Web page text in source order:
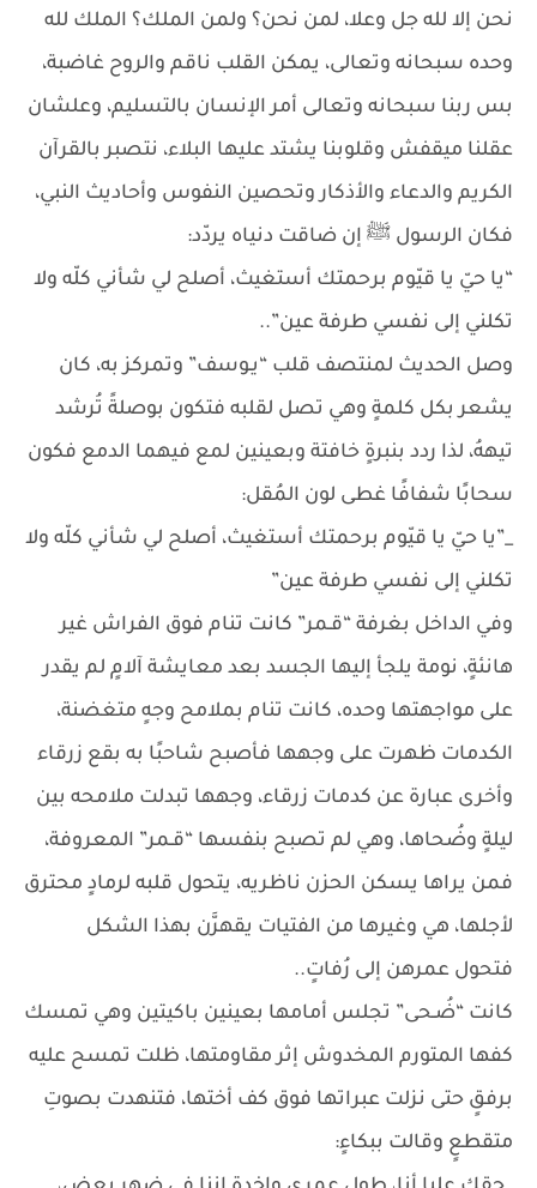
نحن إلا لله جل وعلا، لمن نحن؟ ولمن الملك؟ الملك لله
وحده سبحانه وتعالى، يمكن القلب ناقم والروح غاضبة،
بس ربنا سبحانه وتعالى أمر الإنسان بالتسليم، وعلشان
عقلنا ميقفش وقلوبنا يشتد عليها البلاء، نتصبر بالقرآن
الكريم والدعاء والأذكار وتحصين النفوس وأحاديث النبي،
فكان الرسول ﷺ إن ضاقت دنياه يردّد:
“يا حيّ يا قيّوم برحمتك أستغيث، أصلح لي شأني كلّه ولا
تكلني إلى نفسي طرفة عين”..
وصل الحديث لمنتصف قلب “يـوسف” وتمركز به، كان
يشعر بكل كلمةٍ وهي تصل لقلبه فتكون بوصلةً تُرشد
تيههُ، لذا ردد بنبرةٍ خافتة وبعينين لمع فيهما الدمع فكون
سحابًا شفافًا غطى لون المُقل:
_”يا حيّ يا قيّوم برحمتك أستغيث، أصلح لي شأني كلّه ولا
تكلني إلى نفسي طرفة عين”
وفي الداخل بغرفة “قـمر” كانت تنام فوق الفراش غير
هانئةٍ، نومة يلجأ إليها الجسد بعد معايشة آلامٍ لم يقدر
على مواجهتها وحده، كانت تنام بملامح وجهٍ متغضنة،
الكدمات ظهرت على وجهها فأصبح شاحبًا به بقع زرقاء
وأخرى عبارة عن كدمات زرقاء، وجهها تبدلت ملامحه بين
ليلةٍ وضُحاها، وهي لم تصبح بنفسها “قـمر” المعروفة،
فمن يراها يسكن الحزن ناظريه، يتحول قلبه لرمادٍ محترق
لأجلها، هي وغيرها من الفتيات يقهرَّن بهذا الشكل
فتحول عمرهن إلى رُفاتٍ..
كانت “ضُـحى” تجلس أمامها بعينين باكيتين وهي تمسك
كفها المتورم المخدوش إثر مقاومتها، ظلت تمسح عليه
برفقٍ حتى نزلت عبراتها فوق كف أختها، فتنهدت بصوتِ
متقطعٍ وقالت ببكاءٍ: